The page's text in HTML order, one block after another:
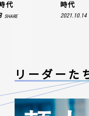
代
SHARE
時代
2021.10.14
リーダーた